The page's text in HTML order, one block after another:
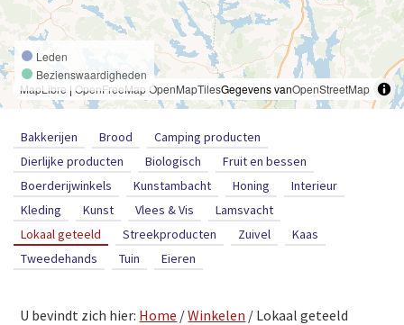
Leden
Bezienswaardigheden
MapLibre | OpenFreeMapOpenMapTilesGegevens vanOpenStreetMap
Bakkerijen Brood
Camping producten
Dierlijke producten
Biologisch
Fruit en bessen
Boerderijwinkels
Kunstambacht Honing
Interieur
Kleding
Kunst Vlees & Vis
Lamsvacht
Lokaal geteeld
Streekproducten Zuivel
Kaas
Tweedehands
Tuin Eieren
U bevindt zich hier: Home /Winkelen / Lokaal geteeld